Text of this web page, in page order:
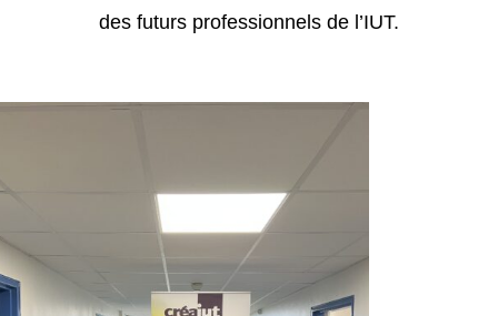
des futurs professionnels de l’IUT.